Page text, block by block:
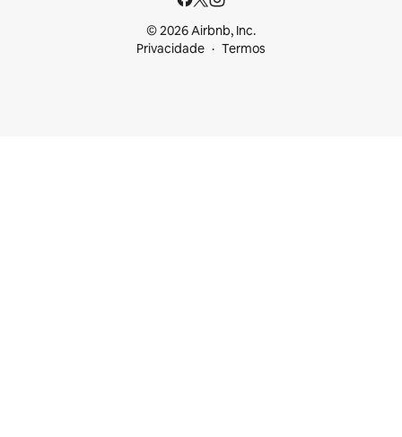
© 2026 Airbnb, Inc.
Privacidade
Termos